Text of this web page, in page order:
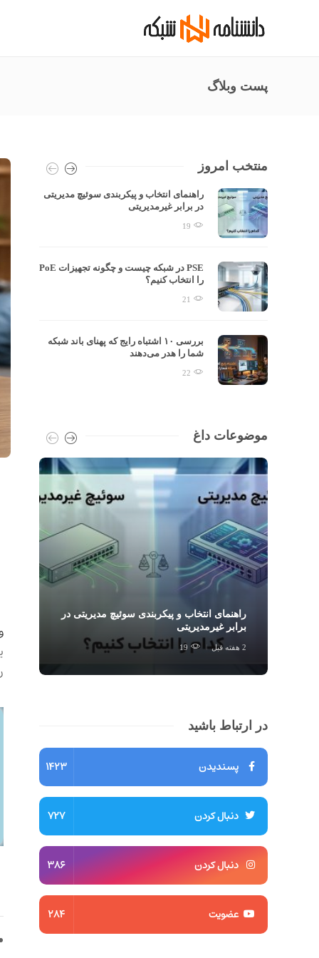
پست وبلاگ
منتخب امروز
راهنمای انتخاب و پیکربندی سوئیچ مدیریتی
در برابر غیرمدیریتی
19
PSE در شبکه چیست و چگونه تجهیزات PoE
را انتخاب کنیم؟
21
بررسی ۱۰ اشتباه رایج که پهنای باند شبکه
شما را هدر می‌دهند
22
موضوعات داغ
راهنمای انتخاب و پیکربندی سوئیچ مدیریتی در
برابر غیرمدیریتی
2 هفته قبل 19
در ارتباط باشید
پسندیدن 1423
دنبال کردن 727
دنبال کردن 386
عضویت 284